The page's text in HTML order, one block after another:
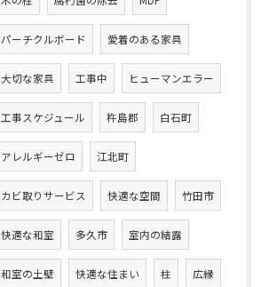
パーチクルボード 愛着のある家具
大切な家具 工事中 ヒューマンエラー
工事スケジュール 杵島郡 白石町
アレルギーゼロ 江北町
カビ取りサービス 快適な空間 竹田市
快適な和室 多久市 室内の結露
和室の土壁 快適な住まい 柱 広縁